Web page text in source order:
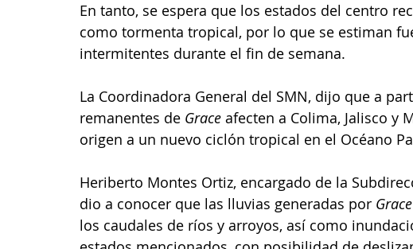
En tanto, se espera que los estados del centro
como tormenta tropical, por lo que se estiman
intermitentes durante el fin de semana.
La Coordinadora General del SMN, dijo que a
remanentes de Grace afecten a Colima, Jalisco y
origen a un nuevo ciclón tropical en el Océano
Heriberto Montes Ortiz, encargado de la
dio a conocer que las lluvias generadas por Grace
los caudales de ríos y arroyos, así como